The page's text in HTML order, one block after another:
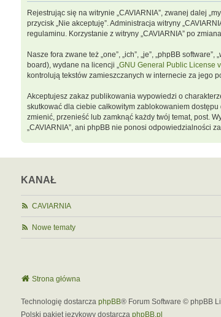
Rejestrując się na witrynie „CAVIARNIA”, zwanej dalej
przycisk „Nie akceptuję”. Administracja witryny
regulaminu. Korzystanie z witryny „CAVIARNIA” po
Nasze fora zwane też „one”, „ich”, „je”, „phpBB
board), wydane na licencji „GNU General Public License
kontrolują tekstów zamieszczanych w internecie za jego
Akceptujesz zakaz publikowania wypowiedzi o
skutkować dla ciebie całkowitym zablokowaniem
zmienić, przenieść lub zamknąć każdy twój temat, post.
„CAVIARNIA”, ani phpBB nie ponosi odpowiedzialności
KANAŁ
CAVIARNIA
Nowe tematy
Strona główna
Technologię dostarcza phpBB® Forum Software © phpBB
Polski pakiet językowy dostarcza phpBB.pl